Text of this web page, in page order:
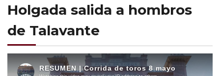
Holgada salida a hombros
de Talavante